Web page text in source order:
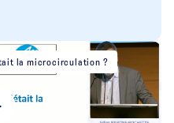
la microcirculation ?